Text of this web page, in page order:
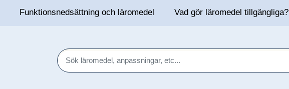
Funktionsnedsättning och läromedel Vad gör läromedel tillgängliga?
Sök